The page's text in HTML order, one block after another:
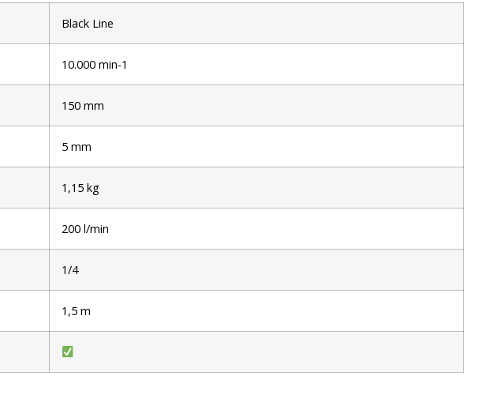
Black Line
10.000 min-1
150 mm
5 mm
1,15 kg
200 l/min
1/4
1,5 m